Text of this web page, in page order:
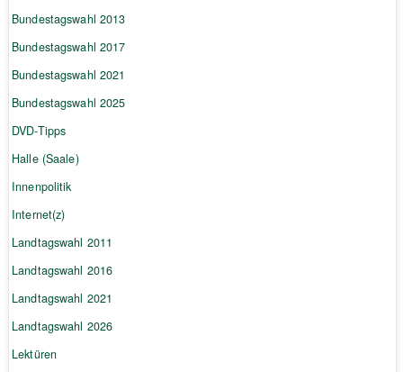
Bundestagswahl 2013
Bundestagswahl 2017
Bundestagswahl 2021
Bundestagswahl 2025
DVD-Tipps
Halle (Saale)
Innenpolitik
Internet(z)
Landtagswahl 2011
Landtagswahl 2016
Landtagswahl 2021
Landtagswahl 2026
Lektüren